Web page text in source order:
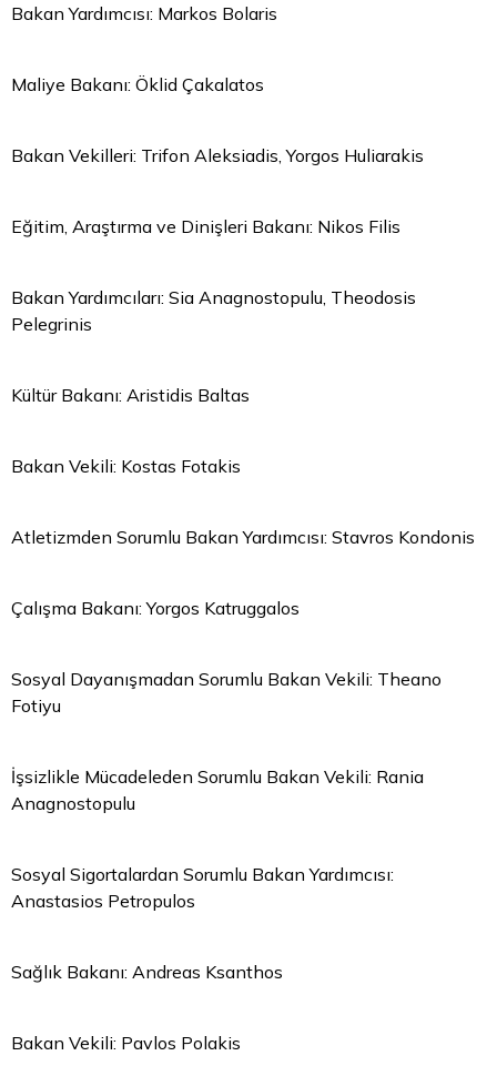
Bakan Yardımcısı: Markos Bolaris
Maliye Bakanı: Öklid Çakalatos
Bakan Vekilleri: Trifon Aleksiadis, Yorgos Huliarakis
Eğitim, Araştırma ve Dinişleri Bakanı: Nikos Filis
Bakan Yardımcıları: Sia Anagnostopulu, Theodosis
Pelegrinis
Kültür Bakanı: Aristidis Baltas
Bakan Vekili: Kostas Fotakis
Atletizmden Sorumlu Bakan Yardımcısı: Stavros Kondonis
Çalışma Bakanı: Yorgos Katruggalos
Sosyal Dayanışmadan Sorumlu Bakan Vekili: Theano
Fotiyu
İşsizlikle Mücadeleden Sorumlu Bakan Vekili: Rania
Anagnostopulu
Sosyal Sigortalardan Sorumlu Bakan Yardımcısı:
Anastasios Petropulos
Sağlık Bakanı: Andreas Ksanthos
Bakan Vekili: Pavlos Polakis